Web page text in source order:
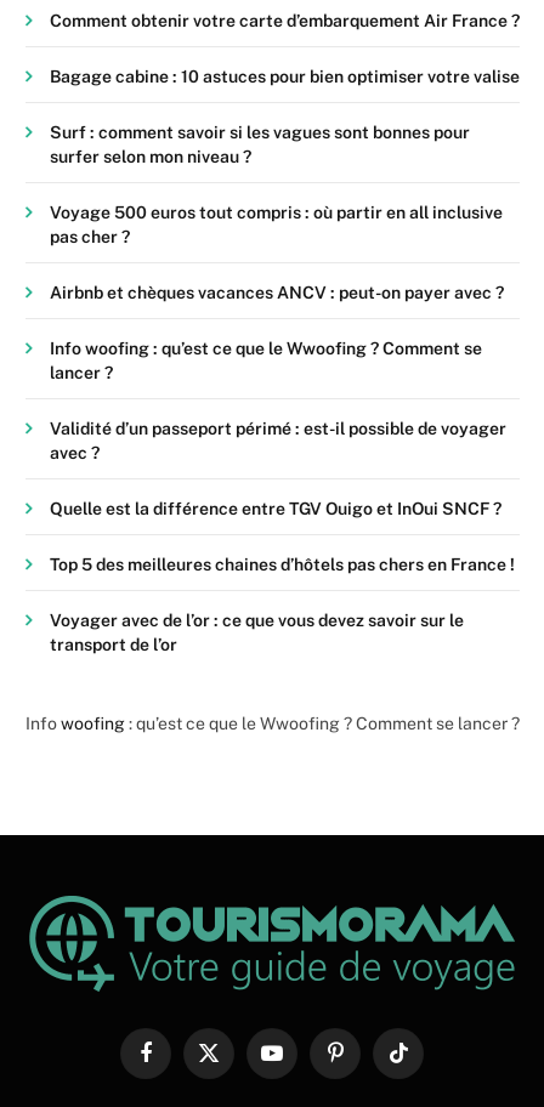
Comment obtenir votre carte d’embarquement Air France ?
Bagage cabine : 10 astuces pour bien optimiser votre valise
Surf : comment savoir si les vagues sont bonnes pour
surfer selon mon niveau ?
Voyage 500 euros tout compris : où partir en all inclusive
pas cher ?
Airbnb et chèques vacances ANCV : peut-on payer avec ?
Info woofing : qu’est ce que le Wwoofing ? Comment se
lancer ?
Validité d’un passeport périmé : est-il possible de voyager
avec ?
Quelle est la différence entre TGV Ouigo et InOui SNCF ?
Top 5 des meilleures chaines d’hôtels pas chers en France !
Voyager avec de l’or : ce que vous devez savoir sur le
transport de l’or
Infowoofing: qu’est ce que le Wwoofing ? Comment se lancer ?
FacebookX
YouTubePinterestTikTok